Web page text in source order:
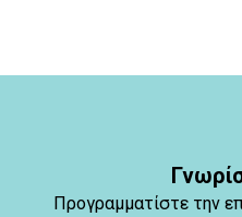
Προγραμματίστε την